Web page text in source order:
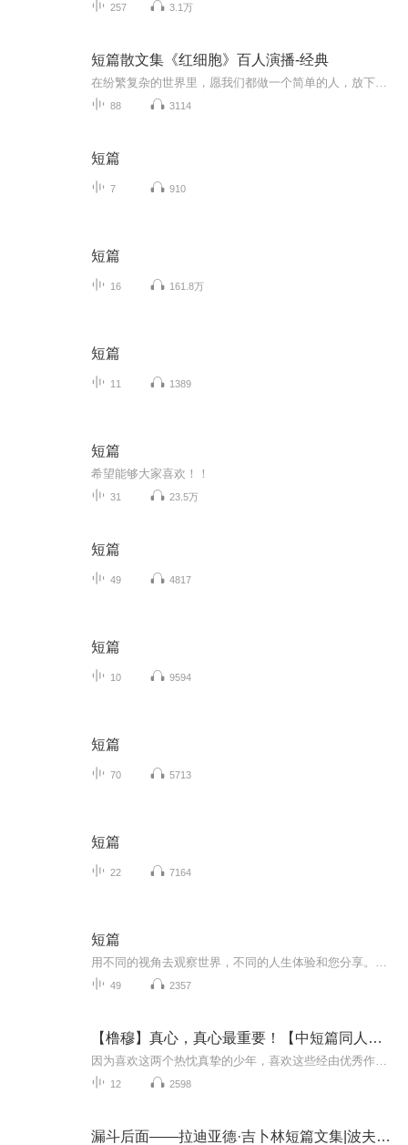
257 3.1万
短篇散文集《红细胞》百人演播-经典
88 3114
短篇
7 910
短篇
16 161.8万
短篇
11 1389
短篇
希望能够大家喜欢！！
31 23.5万
短篇
49 4817
短篇
10 9594
短篇
70 5713
短篇
22 7164
短篇
49 2357
【橹穆】真心，真心最重要！【中短篇同人文集】
12 2598
漏斗后面——拉迪亚德·吉卜林短篇文集|波夫司机演播